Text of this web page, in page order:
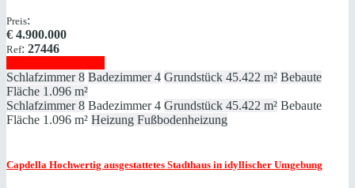
Preis:
€ 4.900.000
Ref: 27446
Schlafzimmer 8 Badezimmer 4 Grundstück 45.422 m² Bebaute
Fläche 1.096 m²
Schlafzimmer 8 Badezimmer 4 Grundstück 45.422 m² Bebaute
Fläche 1.096 m² Heizung Fußbodenheizung
Capdella Hochwertig ausgestattetes Stadthaus in idyllischer Umgebung